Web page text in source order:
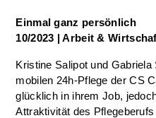
Einmal ganz persönlich
10/2023 | Arbeit &
Kristine Salipot und
mobilen 24h-Pflege der CS
glücklich in ihrem Job,
Attraktivität des Pflegeberufs